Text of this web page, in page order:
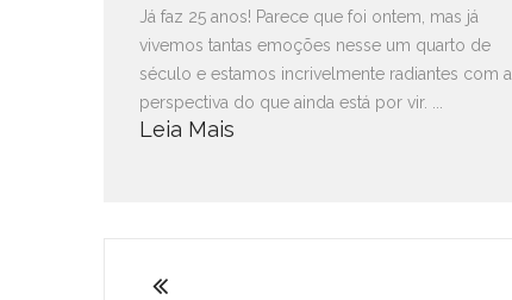
Já faz 25 anos! Parece que foi ontem, mas já
vivemos tantas emoções nesse um quarto de
século e estamos incrivelmente radiantes com a
perspectiva do que ainda está por vir. ...
Leia Mais